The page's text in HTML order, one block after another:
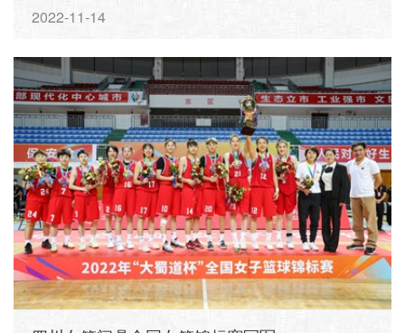
集团董事长张远平的桑梓情怀
2022-11-14